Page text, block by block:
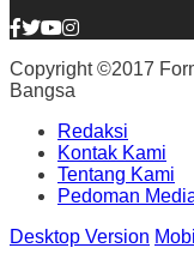
Copyright ©2017
Bangsa
Redaksi
Kontak Kami
Tentang Kami
Pedoman
Desktop Version